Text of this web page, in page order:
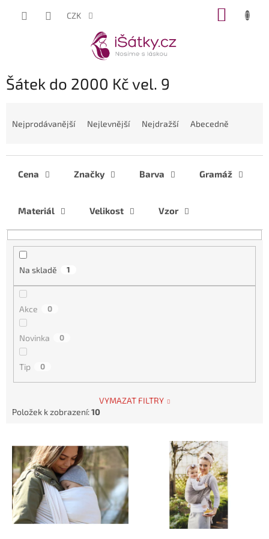
CZK
Šátek do 2000 Kč vel. 9
d
u
Nejprodávanější Nejlevnější Nejdražší Abecedně
Cena Značky Barva Gramáž
Materiál Velikost Vzor
Na skladě 1
Akce 0
Novinka 0
Tip 0
VYMAZAT FILTRY
Položek k zobrazení:10
p
p